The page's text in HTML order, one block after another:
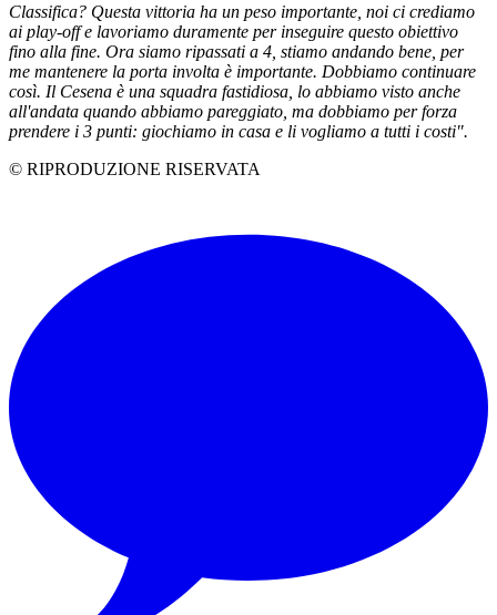
Classifica? Questa vittoria ha un peso importante, noi ci crediamo
ai play-off e lavoriamo duramente per inseguire questo obiettivo
fino alla fine. Ora siamo ripassati a 4, stiamo andando bene, per
me mantenere la porta involta è importante. Dobbiamo continuare
così. Il Cesena è una squadra fastidiosa, lo abbiamo visto anche
all'andata quando abbiamo pareggiato, ma dobbiamo per forza
prendere i 3 punti: giochiamo in casa e li vogliamo a tutti i costi".
© RIPRODUZIONE RISERVATA